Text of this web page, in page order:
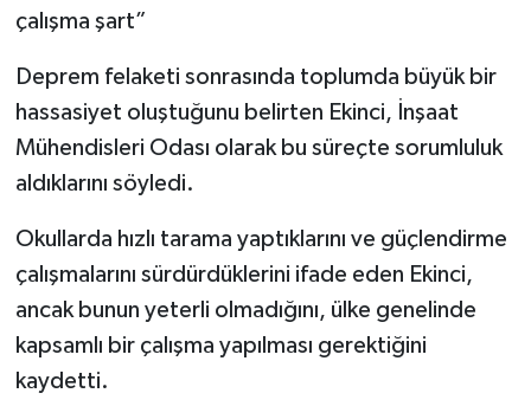
çalışma şart”
Deprem felaketi sonrasında toplumda büyük bir
hassasiyet oluştuğunu belirten Ekinci, İnşaat
Mühendisleri Odası olarak bu süreçte sorumluluk
aldıklarını söyledi.
Okullarda hızlı tarama yaptıklarını ve güçlendirme
çalışmalarını sürdürdüklerini ifade eden Ekinci,
ancak bunun yeterli olmadığını, ülke genelinde
kapsamlı bir çalışma yapılması gerektiğini
kaydetti.